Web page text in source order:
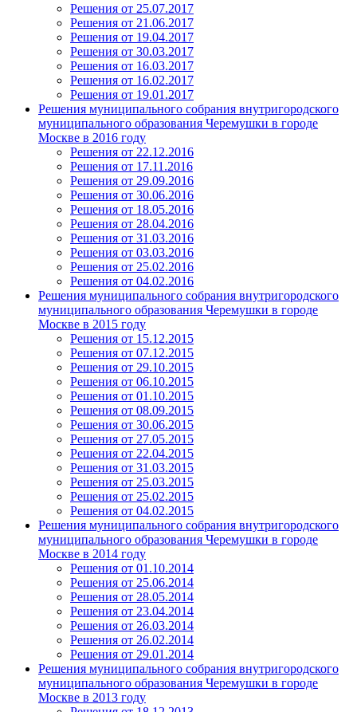
Решения от 25.07.2017
Решения от 21.06.2017
Решения от 19.04.2017
Решения от 30.03.2017
Решения от 16.03.2017
Решения от 16.02.2017
Решения от 19.01.2017
Решения муниципального собрания внутригородского
муниципального образования Черемушки в городе
Москве в 2016 году
Решения от 22.12.2016
Решения от 17.11.2016
Решения от 29.09.2016
Решения от 30.06.2016
Решения от 18.05.2016
Решения от 28.04.2016
Решения от 31.03.2016
Решения от 03.03.2016
Решения от 25.02.2016
Решения от 04.02.2016
Решения муниципального собрания внутригородского
муниципального образования Черемушки в городе
Москве в 2015 году
Решения от 15.12.2015
Решения от 07.12.2015
Решения от 29.10.2015
Решения от 06.10.2015
Решения от 01.10.2015
Решения от 08.09.2015
Решения от 30.06.2015
Решения от 27.05.2015
Решения от 22.04.2015
Решения от 31.03.2015
Решения от 25.03.2015
Решения от 25.02.2015
Решения от 04.02.2015
Решения муниципального собрания внутригородского
муниципального образования Черемушки в городе
Москве в 2014 году
Решения от 01.10.2014
Решения от 25.06.2014
Решения от 28.05.2014
Решения от 23.04.2014
Решения от 26.03.2014
Решения от 26.02.2014
Решения от 29.01.2014
Решения муниципального собрания внутригородского
муниципального образования Черемушки в городе
Москве в 2013 году